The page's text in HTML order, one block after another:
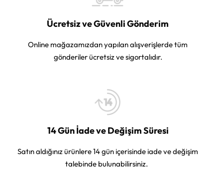
Ücretsiz ve Güvenli Gönderim
Online mağazamızdan yapılan alışverişlerde tüm
gönderiler ücretsiz ve sigortalıdır.
14 Gün İade ve Değişim Süresi
Satın aldığınız ürünlere 14 gün içerisinde iade ve değişim
talebinde bulunabilirsiniz.